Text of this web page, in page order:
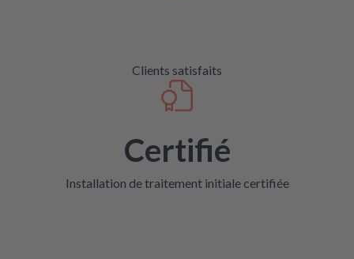
Clients satisfaits
Certifié
Installation de traitement initiale certifiée